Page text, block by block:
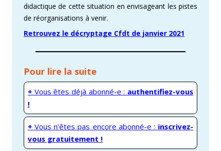
didactique de cette situation en envisageant les pistes
de réorganisations à venir.
Retrouvez le décryptage Cfdt de janvier 2021
Pour lire la suite
+ Vous êtes déjà abonné-e : authentifiez-vous
!
+ Vous n'êtes pas encore abonné-e : inscrivez-
vous gratuitement !